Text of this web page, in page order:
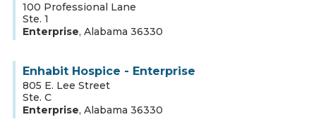
100 Professional Lane
Ste. 1
Enterprise, Alabama 36330
Enhabit Hospice - Enterprise
805 E. Lee Street
Ste. C
Enterprise, Alabama 36330